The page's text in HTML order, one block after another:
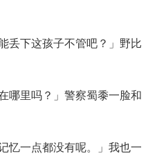
下这孩子不管吧？」野比
里吗？」警察蜀黍一脸和
一点都没有呢。」我也一